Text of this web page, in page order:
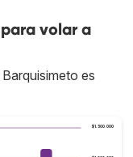
volar a
es
$1.500.000